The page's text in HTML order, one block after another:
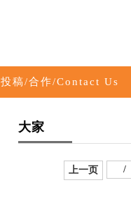
投稿/合作/Contact Us
大家
上一页 /